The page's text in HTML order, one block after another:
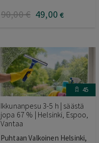
90,00€ 49,00 €
45
Ikkunanpesu 3-5 h | säästä
jopa 67 % | Helsinki, Espoo,
Vantaa
Puhtaan Valkoinen Helsinki,